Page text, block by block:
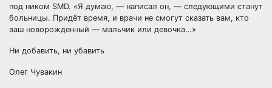
под ником SMD. «Я думаю, — написал он, — следующими станут
больницы. Придёт время, и врачи не смогут сказать вам, кто
ваш новорожденный — мальчик или девочка…»
Ни добавить, ни убавить
Олег Чувакин